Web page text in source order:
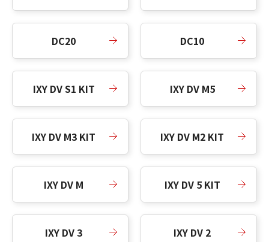
DC20 DC10
IXY DV S1 KIT IXY DV M5
IXY DV M3 KIT IXY DV M2 KIT
IXY DV M IXY DV 5 KIT
IXY DV 3 IXY DV 2